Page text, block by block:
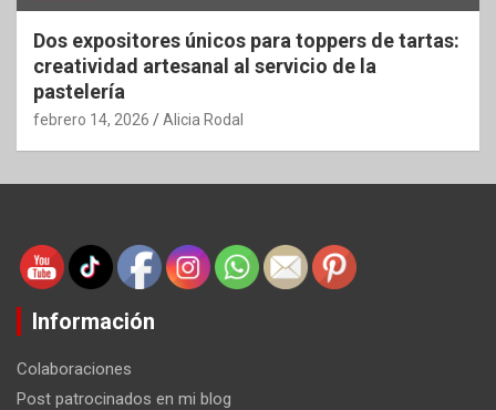
Dos expositores únicos para toppers de tartas:
creatividad artesanal al servicio de la
pastelería
febrero 14, 2026 Alicia Rodal
Información
Colaboraciones
Post patrocinados en mi blog